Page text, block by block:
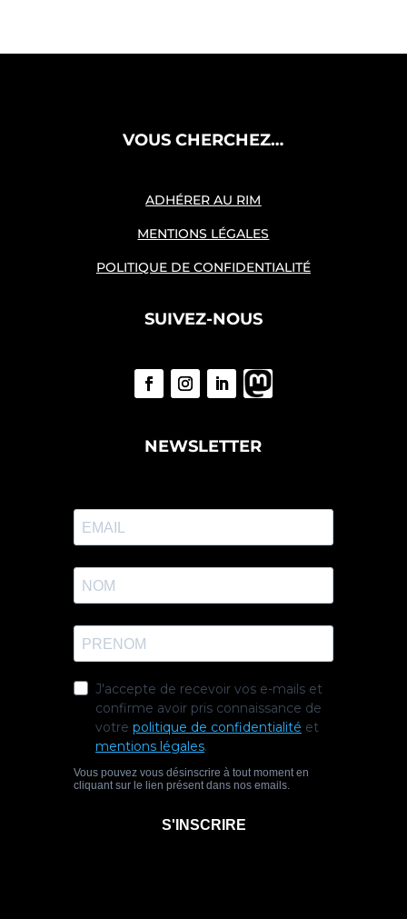
VOUS CHERCHEZ…
ADHÉRER AU RIM
MENTIONS LÉGALES
POLITIQUE DE CONFIDENTIALITÉ
SUIVEZ-NOUS
NEWSLETTER